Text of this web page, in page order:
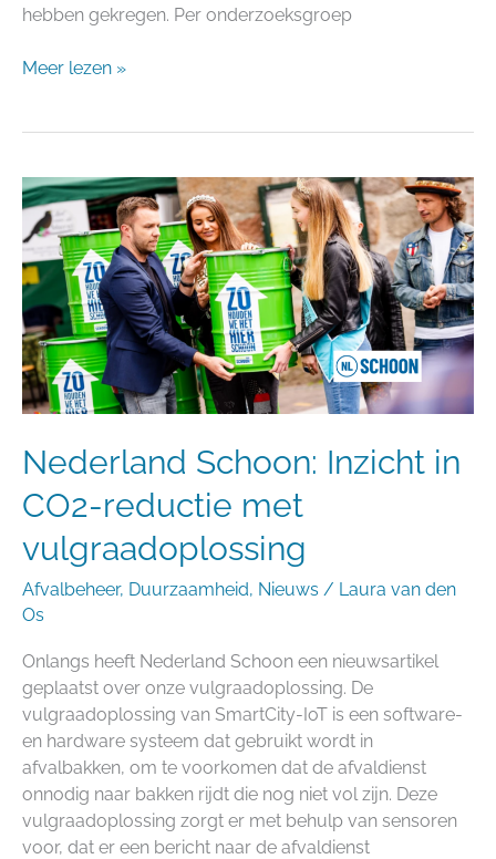
hebben gekregen. Per onderzoeksgroep
Meer lezen »
Nederland Schoon: Inzicht in
CO2-reductie met
vulgraadoplossing
Afvalbeheer, Duurzaamheid, Nieuws / Laura van den
Os
Onlangs heeft Nederland Schoon een nieuwsartikel
geplaatst over onze vulgraadoplossing. De
vulgraadoplossing van SmartCity-IoT is een software-
en hardware systeem dat gebruikt wordt in
afvalbakken, om te voorkomen dat de afvaldienst
onnodig naar bakken rijdt die nog niet vol zijn. Deze
vulgraadoplossing zorgt er met behulp van sensoren
voor, dat er een bericht naar de afvaldienst
Nederland
Schoon:
Inzicht
in
CO2-
reductie
met
vulgraadoplossing